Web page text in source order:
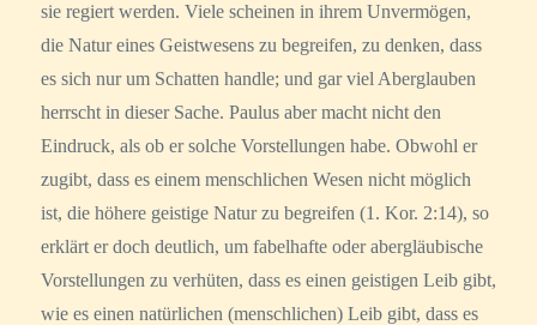
sie regiert werden. Viele scheinen in ihrem Unvermögen,
die Natur eines Geistwesens zu begreifen, zu denken, dass
es sich nur um Schatten handle; und gar viel Aberglauben
herrscht in dieser Sache. Paulus aber macht nicht den
Eindruck, als ob er solche Vorstellungen habe. Obwohl er
zugibt, dass es einem menschlichen Wesen nicht möglich
ist, die höhere geistige Natur zu begreifen (1. Kor. 2:14), so
erklärt er doch deutlich, um fabelhafte oder abergläubische
Vorstellungen zu verhüten, dass es einen geistigen Leib gibt,
wie es einen natürlichen (menschlichen) Leib gibt, dass es